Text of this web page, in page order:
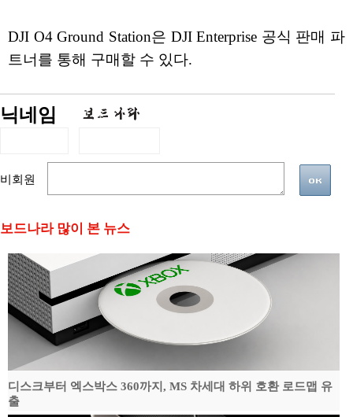
DJI O4 Ground Station은 DJI Enterprise 공식 판매 파
트너를 통해 구매할 수 있다.
닉네임
비회원
보드나라 많이 본 뉴스
디스크부터 엑스박스 360까지, MS 차세대 하위 호환 로드맵 유
출